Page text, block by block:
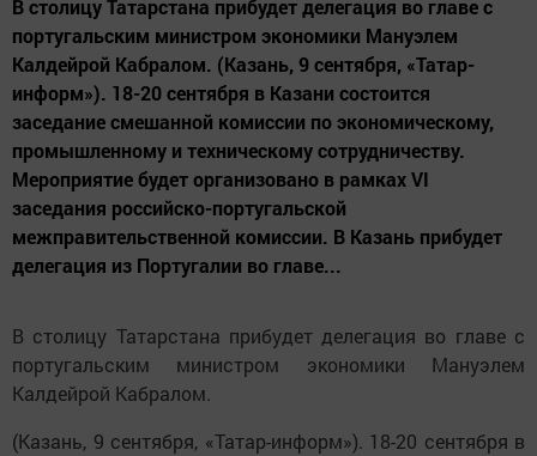
В столицу Татарстана прибудет делегация во главе с
португальским министром экономики Мануэлем
Калдейрой Кабралом. (Казань, 9 сентября, «Татар-
информ»). 18-20 сентября в Казани состоится
заседание смешанной комиссии по экономическому,
промышленному и техническому сотрудничеству.
Мероприятие будет организовано в рамках VI
заседания российско-португальской
межправительственной комиссии. В Казань прибудет
делегация из Португалии во главе...
В столицу Татарстана прибудет делегация во главе с
португальским министром экономики Мануэлем
Калдейрой Кабралом.
(Казань, 9 сентября, «Татар-информ»). 18-20 сентября в